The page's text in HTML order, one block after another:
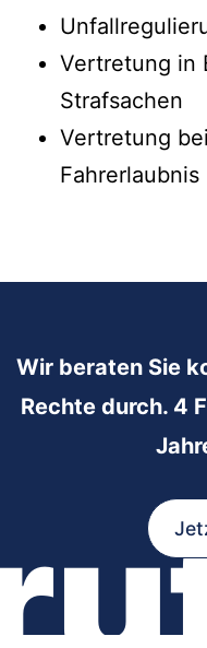
Vertretung in
Strafsachen
Vertretung
Fahrerlaubnis
Wir beraten Sie
Rechte durch. 4